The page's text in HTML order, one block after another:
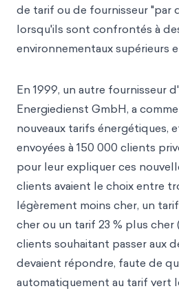
de tarif ou de fournisseur "par
lorsqu'ils sont confrontés à
environnementaux supérieurs
En 1999, un autre fournisseur
Energiedienst GmbH, a
nouveaux tarifs énergétiques,
envoyées à 150 000 clients
pour leur expliquer ces
clients avaient le choix entre
légèrement moins cher, un
cher ou un tarif 23 % plus cher
clients souhaitant passer aux
devaient répondre, faute de
automatiquement au tarif vert